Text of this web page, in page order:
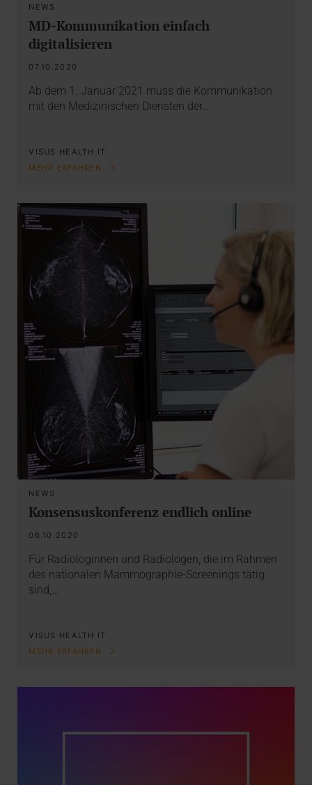
NEWS
MD-Kommunikation einfach
digitalisieren
07.10.2020
Ab dem 1. Januar 2021 muss die Kommunikation
mit den Medizinischen Diensten der…
VISUS HEALTH IT
MEHR ERFAHREN
NEWS
Konsensuskonferenz endlich online
06.10.2020
Für Radiologinnen und Radiologen, die im Rahmen
des nationalen Mammographie-Screenings tätig
sind,…
VISUS HEALTH IT
MEHR ERFAHREN